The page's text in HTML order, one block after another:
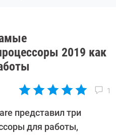
2019 как
1
представил три
для работы,